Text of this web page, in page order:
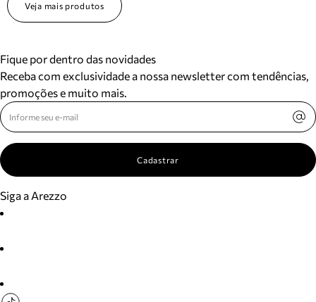
Veja mais produtos
Fique por dentro das novidades
Receba com exclusividade a nossa newsletter com tendências,
promoções e muito mais.
Cadastrar
Siga a Arezzo